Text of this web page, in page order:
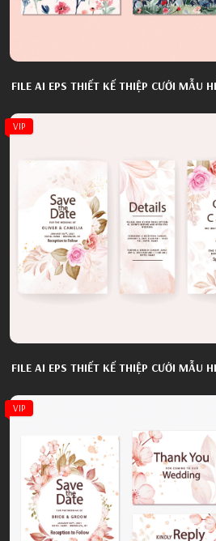
FILE AI EPS THIẾT KẾ THIỆP CƯỚI MẪU
VIP
FILE AI EPS THIẾT KẾ THIỆP CƯỚI MẪU
VIP